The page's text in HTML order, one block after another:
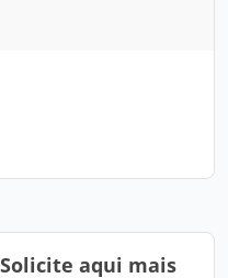
aqui mais